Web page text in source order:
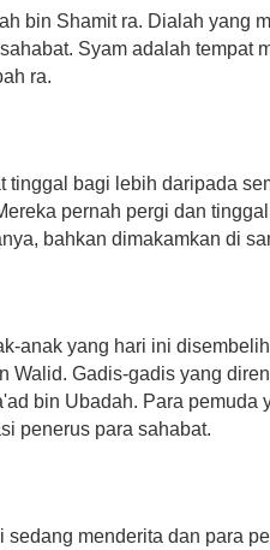
bin Shamit ra. Dialah yang
Syam adalah tempat
ra.
tinggal bagi lebih daripada
pernah pergi dan
bahkan dimakamkan di
anak yang hari ini
Walid. Gadis-gadis yang
bin Ubadah. Para pemuda
penerus para sahabat.
sedang menderita dan para